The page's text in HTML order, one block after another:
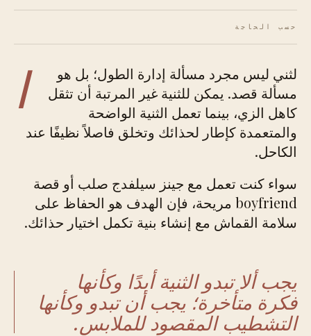
حسب الحاجة
ا
لثني ليس مجرد مسألة إدارة الطول؛ بل هو
مسألة قصد. يمكن للثنية غير المرتبة أن تثقل
كاهل الزي، بينما تعمل الثنية الواضحة
والمتعمدة كإطار لحذائك وتخلق فاصلاً نظيفًا عند
الكاحل.
سواء كنت تعمل مع جينز سيلفدج صلب أو قصة
boyfriend مريحة، فإن الهدف هو الحفاظ على
سلامة القماش مع إنشاء بنية تكمل اختيار حذائك.
يجب ألا تبدو الثنية أبدًا وكأنها
فكرة متأخرة؛ يجب أن تبدو وكأنها
التشطيب المقصود للملابس.